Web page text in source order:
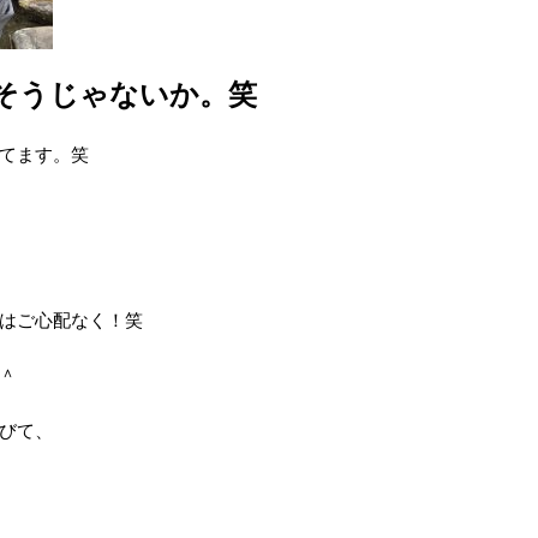
うじゃないか。笑
ます。笑
ご心配なく！笑
て、